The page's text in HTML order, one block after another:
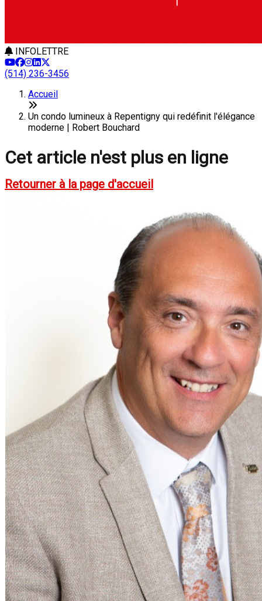
INFOLETTRE
(514) 236-3456
Accueil
Un condo lumineux à Repentigny qui redéfinit l'élégance
moderne | Robert Bouchard
Cet article n'est plus en ligne
Retourner à la page d'accueil